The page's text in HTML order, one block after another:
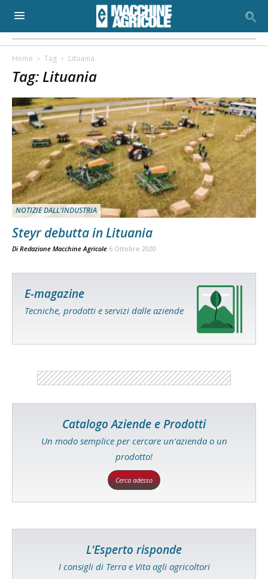
Home Tag Lituania
Tag: Lituania
NOTIZIE DALL'INDUSTRIA
Steyr debutta in Lituania
Di Redazione Macchine Agricole 6 Ottobre 2020
E-magazine
Tecniche, prodotti e servizi dalle aziende
Catalogo Aziende e Prodotti
Un modo semplice per cercare un'azienda o un
prodotto!
Cerca adesso
L'Esperto risponde
I consigli di Terra e Vita agli agricoltori